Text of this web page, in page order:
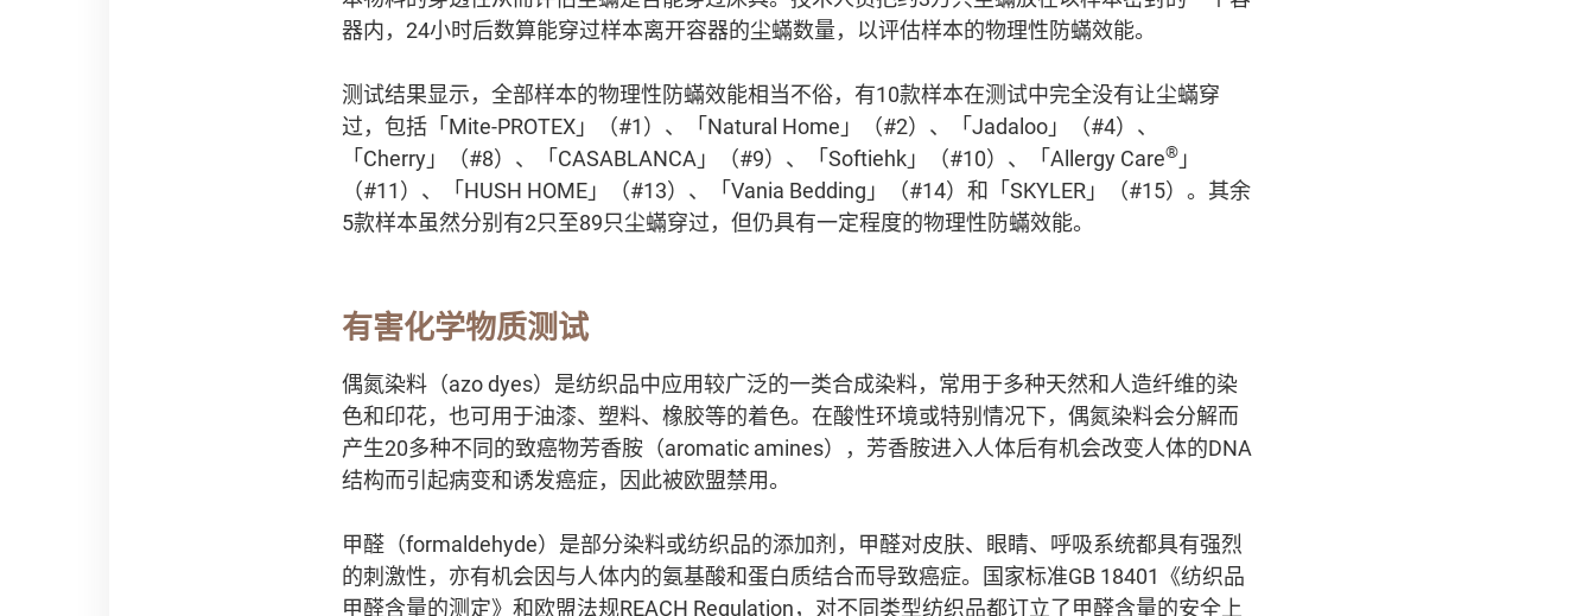
器内，24小时后数算能穿过样本离开容器的尘蟎数量，以评估样本的物理性防蟎效能。
测试结果显示，全部样本的物理性防蟎效能相当不俗，有10款样本在测试中完全没有让尘蟎穿
过，包括「Mite-PROTEX」（#1）、「Natural Home」（#2）、「Jadaloo」（#4）、
「Cherry」（#8）、「CASABLANCA」（#9）、「Softiehk」（#10）、「Allergy Care®」
（#11）、「HUSH HOME」（#13）、「Vania Bedding」（#14）和「SKYLER」（#15）。其余
5款样本虽然分别有2只至89只尘蟎穿过，但仍具有一定程度的物理性防蟎效能。
有害化学物质测试
偶氮染料（azo dyes）是纺织品中应用较广泛的一类合成染料，常用于多种天然和人造纤维的染
色和印花，也可用于油漆、塑料、橡胶等的着色。在酸性环境或特别情况下，偶氮染料会分解而
产生20多种不同的致癌物芳香胺（aromatic amines），芳香胺进入人体后有机会改变人体的DNA
结构而引起病变和诱发癌症，因此被欧盟禁用。
甲醛（formaldehyde）是部分染料或纺织品的添加剂，甲醛对皮肤、眼睛、呼吸系统都具有强烈
的刺激性，亦有机会因与人体内的氨基酸和蛋白质结合而导致癌症。国家标准GB 18401《纺织品
甲醛含量的测定》和欧盟法规REACH Regulation，对不同类型纺织品都订立了甲醛含量的安全上